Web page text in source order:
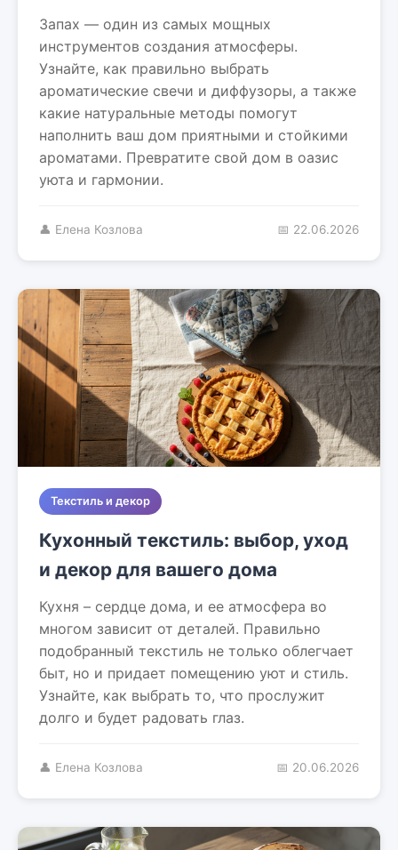
Запах — один из самых мощных
инструментов создания атмосферы.
Узнайте, как правильно выбрать
ароматические свечи и диффузоры, а также
какие натуральные методы помогут
наполнить ваш дом приятными и стойкими
ароматами. Превратите свой дом в оазис
уюта и гармонии.
👤 Елена Козлова 📅 22.06.2026
Текстиль и декор
Кухонный текстиль: выбор, уход
и декор для вашего дома
Кухня – сердце дома, и ее атмосфера во
многом зависит от деталей. Правильно
подобранный текстиль не только облегчает
быт, но и придает помещению уют и стиль.
Узнайте, как выбрать то, что прослужит
долго и будет радовать глаз.
👤 Елена Козлова 📅 20.06.2026